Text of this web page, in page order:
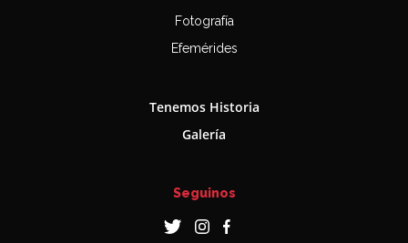
Fotografía
Efemérides
Tenemos Historia
Galería
Seguinos